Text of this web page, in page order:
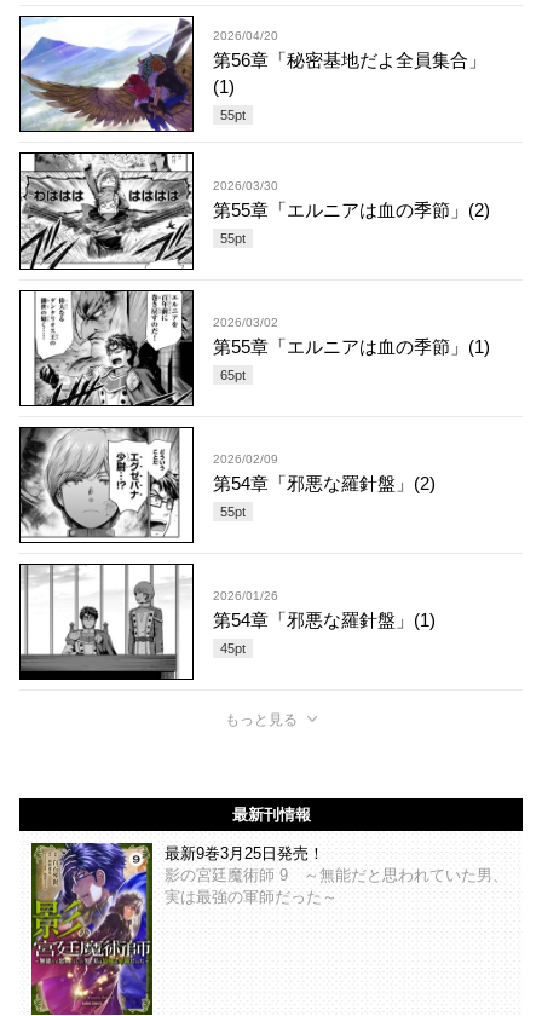
2026/04/20
第56章「秘密基地だよ全員集合」
(1)
55pt
2026/03/30
第55章「エルニアは血の季節」(2)
55pt
2026/03/02
第55章「エルニアは血の季節」(1)
65pt
2026/02/09
第54章「邪悪な羅針盤」(2)
55pt
2026/01/26
第54章「邪悪な羅針盤」(1)
45pt
もっと見る
最新刊情報
最新9巻3月25日発売！
影の宮廷魔術師 9 ～無能だと思われていた男、
実は最強の軍師だった～